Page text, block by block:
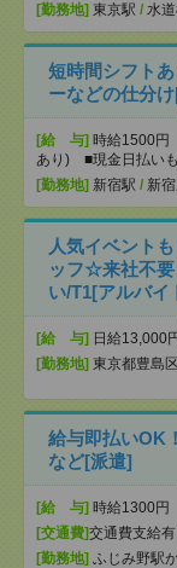
[勤務地] 東京駅 / 水
短時間シフト
ーなどの仕分
[給 与] 時給1500円
あり) ■現金日払い
[勤務地] 新宿駅 / 新
人気イベント
ッフ☆来社不要
い/T1[アルバイ
[給 与] 日給13,000
[勤務地] 東京都豊島
給与即払いOK
など[派遣]
[給 与] 時給1300円
[交通費]交通費支給有
[勤務地] ふじみ野駅